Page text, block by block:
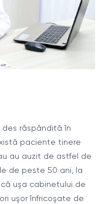
răspândită în
paciente tinere
au auzit de astfel de
de peste 50 ani, la
uşa cabinetului de
uşor înfricoşate de